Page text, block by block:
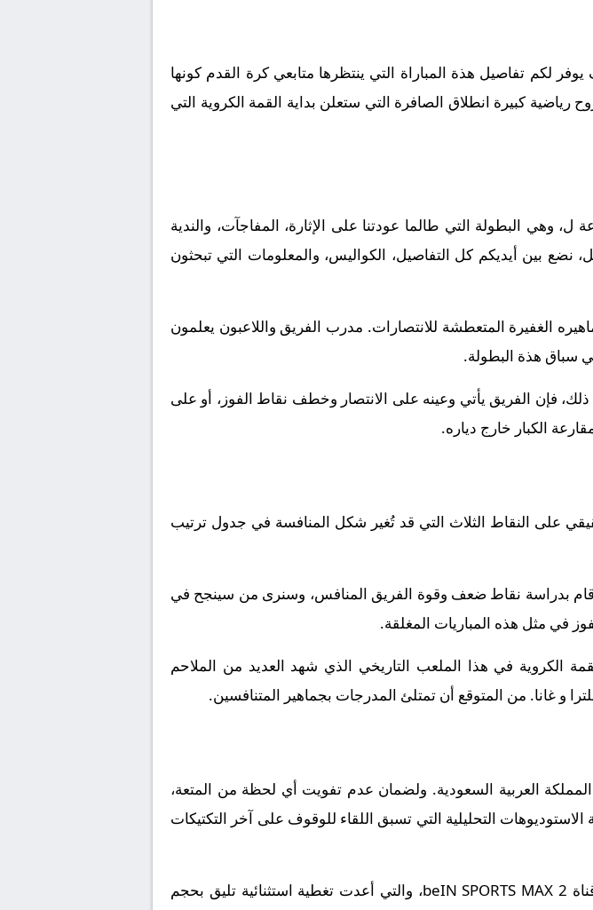
بث مباشر اليوم الموافق 2026-06-23. كورة لايف يوفر لكم تفاصيل هذة المباراة التي ينتظرها متابعي كرة القدم كونها
كبيرة انطلاق الصافرة التي ستعلن بداية القمة الكروية التي
البطولة التي طالما عودتنا على الإثارة، المفاجآت، والندية
نضع بين أيديكم كل التفاصيل، الكواليس، والمعلومات التي تبحثون
الغفيرة المتعطشة للانتصارات. مدرب الفريق واللاعبون يعلمون
سباق هذة البطولة.
فإن الفريق يأتي وعينه على الانتصار وخطف نقاط الفوز، أو على
الكبار خارج دياره.
على النقاط الثلاث التي قد تُغير شكل المنافسة في جدول ترتيب
قام بدراسة نقاط ضعف وقوة الفريق المنافس، وسنرى من سينجح في
في مثل هذه المباريات المغلقة.
الكروية في هذا الملعب التاريخي الذي شهد العديد من الملاحم
و غانا. من المتوقع أن تمتلئ المدرجات بجماهير المتنافسين.
المباراة الحماسية في تمام الساعة 23:00 بتوقيت المملكة العربية السعودية. ولضمان عدم تفويت أي لحظة من المتعة،
التحليلية التي تسبق اللقاء للوقوف على آخر التكتيكات
​وسيتم نقل أحداث وفعاليات هذه المباراة المرتقبة حصرياً عبر شاشة قناة beIN SPORTS MAX 2، والتي أعدت تغطية استثنائية تليق بحجم